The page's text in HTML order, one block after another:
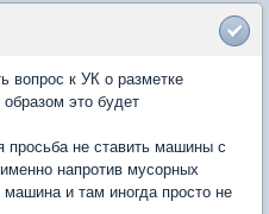
вопрос к УК о разметке
это будет
просьба не ставить машины с
напротив мусорных
и там иногда просто не